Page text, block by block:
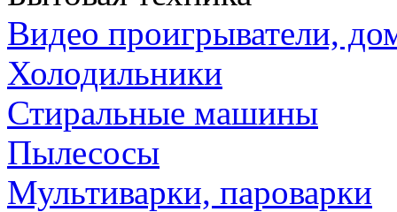
Видео проигрыватели,
Холодильники
Стиральные машины
Пылесосы
Мультиварки, пароварки